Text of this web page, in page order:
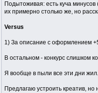
Подытоживая: есть куча
их примерно столько же, но
Versus
1) За описание с оформлением
В остальном - конкурс слишком
Я вообще в пыли все эти дни
Предлагаю устроить креатив,